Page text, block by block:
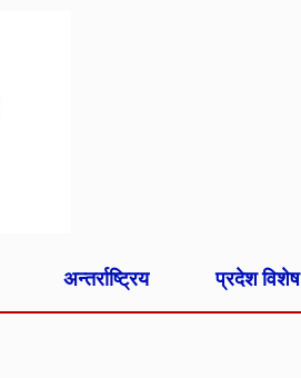
अन्तर्राष्ट्रिय प्रदेश विशेष